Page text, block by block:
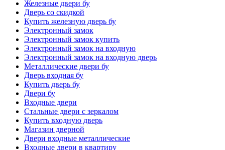
Железные двери бу
Дверь со скидкой
Купить железную дверь бу
Электронный замок
Электронный замок купить
Электронный замок на входную
Электронный замок на входную дверь
Металлические двери бу
Дверь входная бу
Купить дверь бу
Двери бу
Входные двери
Стальные двери с зеркалом
Купить входную дверь
Магазин дверной
Двери входные металлические
Входные двери в квартиру